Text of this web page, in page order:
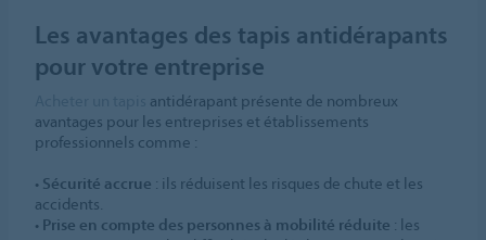
Les avantages des tapis antidérapants
pour votre entreprise
antidérapant présente de nombreux
avantages pour les entreprises et établissements
professionnels comme :
• Sécurité accrue : ils réduisent les risques de chute et les
accidents.
• Prise en compte des personnes à mobilité réduite : les